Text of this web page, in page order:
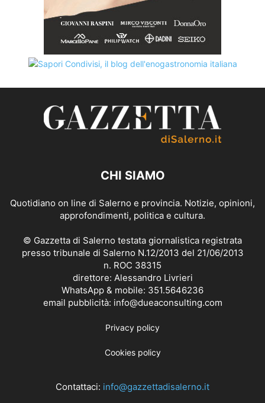
CHI SIAMO
Quotidiano on line di Salerno e provincia. Notizie, opinioni,
approfondimenti, politica e cultura.
© Gazzetta di Salerno testata giornalistica registrata
presso tribunale di Salerno N.12/2013 del 21/06/2013
n. ROC 38315
direttore: Alessandro Livrieri
WhatsApp & mobile: 351.5646236
email pubblicità: info@dueaconsulting.com
Privacy policy
Cookies policy
Contattaci: info@gazzettadisalerno.it